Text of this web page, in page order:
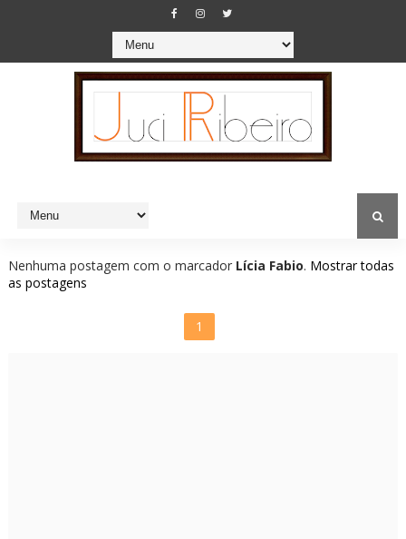
Nenhuma postagem com o marcador Lícia Fabio. Mostrar todas
as postagens
1